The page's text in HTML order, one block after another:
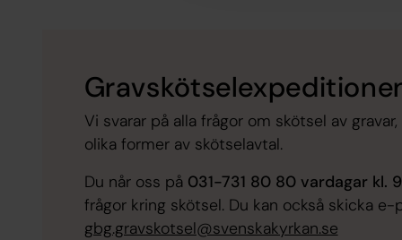
Vi svarar på alla frågor om skötsel av
olika former av skötselavtal.
Du når oss på 031-731 80 80 vardagar kl.
frågor kring skötsel. Du kan också skicka
gbg.gravskotsel@svenskakyrkan.se